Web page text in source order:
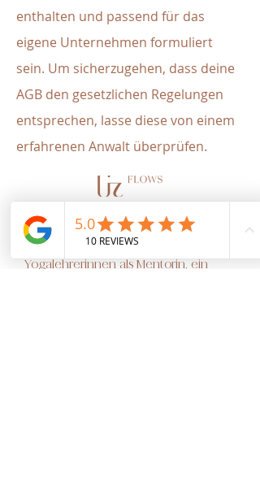
enthalten und passend für das
eigene Unternehmen formuliert
sein. Um sicherzugehen, dass deine
AGB den gesetzlichen Regelungen
entsprechen, lasse diese von einem
erfahrenen Anwalt überprüfen.
Als Yogalehrerin und Sinnfluencerin
begleite ich Dich auf Deiner
individuellen Yoga Reise & unterstütze
Yogalehrerinnen als Mentorin, ein